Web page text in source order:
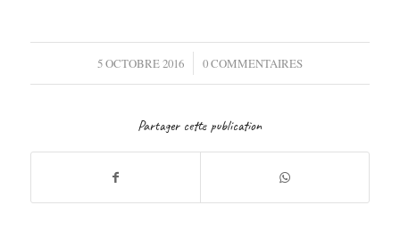
5 OCTOBRE 2016
/ 0 COMMENTAIRES
Partager cette publication